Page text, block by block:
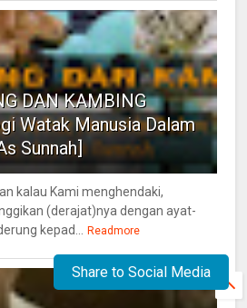
DAN KAMBING
Watak Manusia Dalam
Sunnah]
kalau Kami menghendaki,
(derajat)nya dengan ayat-
kepad...
Readmore
Share to Social Media